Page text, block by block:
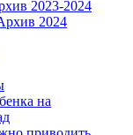
2023-2024
2024
на